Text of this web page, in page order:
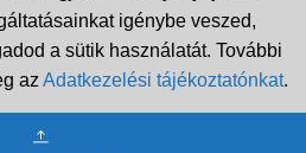
igénybe veszed,
a sütik használatát. További
az Adatkezelési tájékoztatónkat.